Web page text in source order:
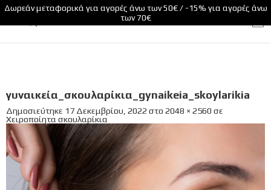
Δωρεάν μεταφορικά για αγορές άνω των 50€ / -15% για αγορές άνω
των 70€
γυναικεία_σκουλαρίκια_gynaikeia_skoylarikia
Δημοσιεύτηκε 17 Δεκεμβρίου, 2022 στο 2048 × 2560 σε
Χειροποίητα σκουλαρίκια